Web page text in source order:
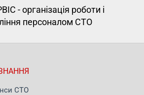
- організація роботи і
персоналом СТО
СТО